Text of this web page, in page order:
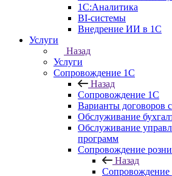
1С:Аналитика
BI-системы
Внедрение ИИ в 1С
Услуги
Назад
Услуги
Сопровождение 1С
Назад
Сопровождение 1С
Варианты договоров
Обслуживание
Обслуживание
программ
Сопровождение
Назад
Сопровождение